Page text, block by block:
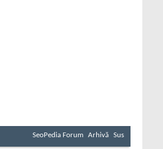
SeoPedia Forum Arhivă Sus